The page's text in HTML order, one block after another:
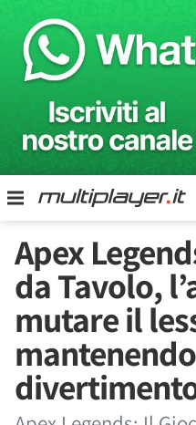
Apex
da Tavolo,
mutare il